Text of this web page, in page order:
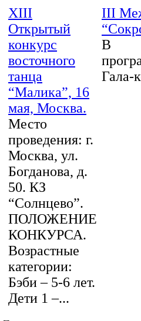
XIII
Открытый
конкурс
восточного
танца
“Малика”, 16
мая, Москва.
Место
проведения: г.
Москва, ул.
Богданова, д.
50. КЗ
“Солнцево”.
ПОЛОЖЕНИЕ
КОНКУРСА.
Возрастные
категории:
Бэби – 5-6 лет.
Дети 1 –...
III
В
Гала-